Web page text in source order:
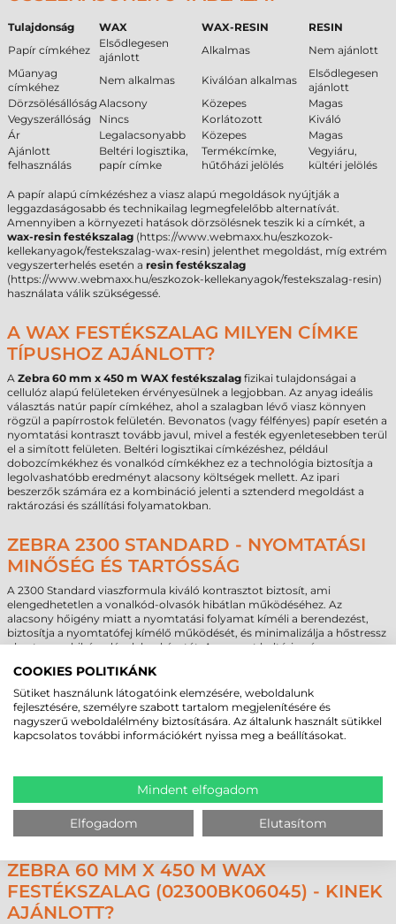
Tulajdonság WAX WAX-RESIN
RESIN
Papír címkéhez
Elsődlegesen
ajánlott
Alkalmas
Nem ajánlott
Műanyag
címkéhez
Nem alkalmas Kiválóan alkalmas
Elsődlegesen
ajánlott
Dörzsölésállóság Alacsony Közepes
Magas
Vegyszerállóság
Nincs Korlátozott
Kiváló
Ár
Legalacsonyabb Közepes
Magas
Ajánlott
felhasználás
Beltéri logisztika,
papír címke
Termékcímke,
hűtőházi jelölés
Vegyiáru,
kültéri jelölés
A papír alapú címkézéshez a viasz alapú megoldások nyújtják a
leggazdaságosabb és technikailag legmegfelelőbb alternatívát.
Amennyiben a környezeti hatások dörzsölésnek teszik ki a címkét, a
wax-resin festékszalag (https://www.webmaxx.hu/eszkozok-
kellekanyagok/festekszalag-wax-resin) jelenthet megoldást, míg extrém
vegyszerterhelés esetén a resin festékszalag
(https://www.webmaxx.hu/eszkozok-kellekanyagok/festekszalag-resin)
használata válik szükségessé.
A WAX FESTÉKSZALAG MILYEN CÍMKE
TÍPUSHOZ AJÁNLOTT?
A Zebra 60 mm x 450 m WAX festékszalag fizikai tulajdonságai a
cellulóz alapú felületeken érvényesülnek a legjobban. Az anyag ideális
választás natúr papír címkéhez, ahol a szalagban lévő viasz könnyen
rögzül a papírrostok felületén. Bevonatos (vagy félfényes) papír esetén a
nyomtatási kontraszt tovább javul, mivel a festék egyenletesebben terül
el a simított felületen. Beltéri logisztikai címkézéshez, például
dobozcímkékhez és vonalkód címkékhez ez a technológia biztosítja a
legolvashatóbb eredményt alacsony költségek mellett. Az ipari
beszerzők számára ez a kombináció jelenti a sztenderd megoldást a
raktározási és szállítási folyamatokban.
ZEBRA 2300 STANDARD - NYOMTATÁSI
MINŐSÉG ÉS TARTÓSSÁG
A 2300 Standard viaszformula kiváló kontrasztot biztosít, ami
elengedhetetlen a vonalkód-olvasók hibátlan működéséhez. Az
alacsony hőigény miatt a nyomtatási folyamat kíméli a berendezést,
biztosítja a nyomtatófej kímélő működését, és minimalizálja a hőstressz
okozta meghibásodások kockázatát. A nyomat beltéri, száraz
környezetben optimális, és ellenáll a normál napi dörzsölésnek, ami a
csomagkezelés során felléphet. Műszaki szempontból fontos
figyelemfelhívás: a festékszalag szélessége mindig legyen néhány
milliméterrel nagyobb, mint a nyomtatott címke szélessége. Ha a szalag
és a címke azonos szélességű, a címke élei közvetlenül érintkezhetnek a
nyomtatófejjel, ami hosszú távon fokozott fejkopást eredményezhet.
vonalkód címke és csomagcímke előállítása
raktári azonosítás és raklap azonosítás
gyártási jelölés és gyűjtőpontok azonosítása
termékleírás és dokumentumkezelés
egészségügyi mintacímke és logisztikai jelölő címke
ZEBRA 60 MM X 450 M WAX
FESTÉKSZALAG (02300BK06045) - KINEK
AJÁNLOTT?
COOKIES POLITIKÁNK
Sütiket használunk látogatóink elemzésére, weboldalunk
fejlesztésére, személyre szabott tartalom megjelenítésére és
nagyszerű weboldalélmény biztosítására. Az általunk használt sütikkel
kapcsolatos további információkért nyissa meg a beállításokat.
Mindent elfogadom
Elfogadom Elutasítom